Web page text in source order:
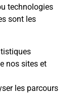
technologies
sont les
nos sites et
les parcours